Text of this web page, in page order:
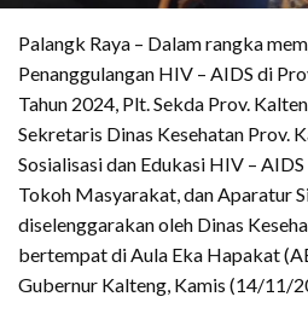
Palangk Raya – Dalam rangka
Penanggulangan HIV – AIDS di
Tahun 2024, Plt. Sekda Prov.
Sekretaris Dinas Kesehatan Prov.
Sosialisasi dan Edukasi HIV –
Tokoh Masyarakat, dan Aparatur
diselenggarakan oleh Dinas
bertempat di Aula Eka Hapakat
Gubernur Kalteng, Kamis (14/11/